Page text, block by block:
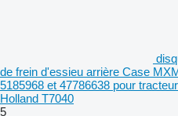
de frein d'essieu arrière Case
5185968 et 47786638 pour
Holland T7040
5